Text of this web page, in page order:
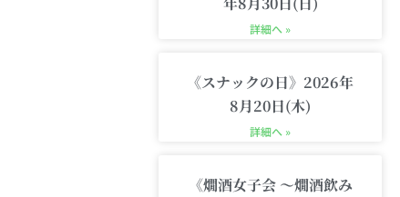
詳細へ »
《スナックの日》2026年
8月20日(木)
詳細へ »
《燗酒女子会 〜燗酒飲み